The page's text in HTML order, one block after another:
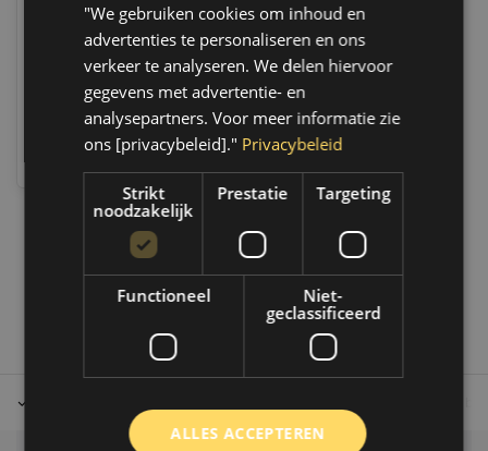
Op voorraad
Op voorraad verzending
binnen 1 a 2 werkdagen.
Boven de 50,- gratis
1
"We gebruiken cookies om inhoud en
advertenties te personaliseren en ons
verkeer te analyseren. We delen hiervoor
gegevens met advertentie- en
analysepartners. Voor meer informatie zie
ons [privacybeleid]." Privacybeleid
Strikt
noodzakelijk
Prestatie Targeting
Functioneel
Niet-
geclassificeerd
ALLES ACCEPTEREN